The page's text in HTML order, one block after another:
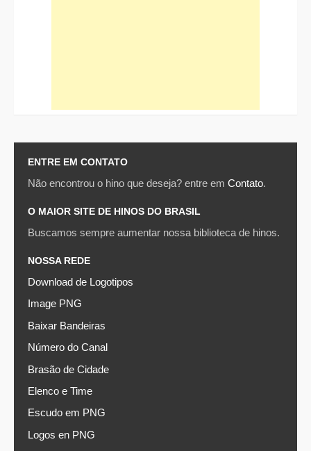
ENTRE EM CONTATO
Não encontrou o hino que deseja? entre em Contato.
O MAIOR SITE DE HINOS DO BRASIL
Buscamos sempre aumentar nossa biblioteca de hinos.
NOSSA REDE
Download de Logotipos
Image PNG
Baixar Bandeiras
Número do Canal
Brasão de Cidade
Elenco e Time
Escudo em PNG
Logos en PNG